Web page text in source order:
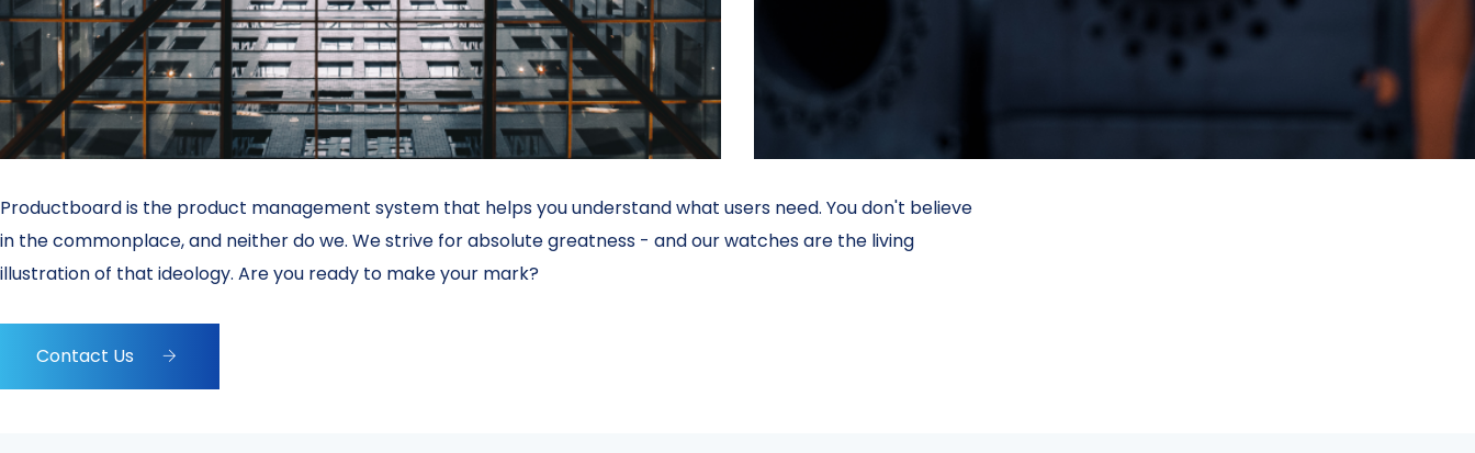
Productboard is the product management system that helps you understand what users need. You don't believe
in the commonplace, and neither do we. We strive for absolute greatness - and our watches are the living
illustration of that ideology. Are you ready to make your mark?
Contact Us